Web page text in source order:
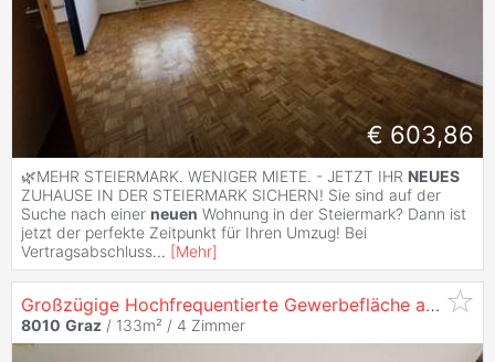
€ 603,86
🌿MEHR STEIERMARK. WENIGER MIETE. - JETZT IHR NEUES
ZUHAUSE IN DER STEIERMARK SICHERN! Sie sind auf der
Suche nach einer neuen Wohnung in der Steiermark? Dann ist
jetzt der perfekte Zeitpunkt für Ihren Umzug! Bei
Vertragsabschluss... [Mehr]
Großzügige Hochfrequentierte Gewerbefläche auf 2 Etagen - in der
8010 Graz / 133m² / 4 Zimmer